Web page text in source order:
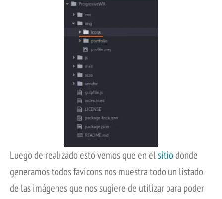
Luego de realizado esto vemos que en elsitiodonde
generamos todos favicons nos muestra todo un listado
de las imágenes que nos sugiere de utilizar para poder